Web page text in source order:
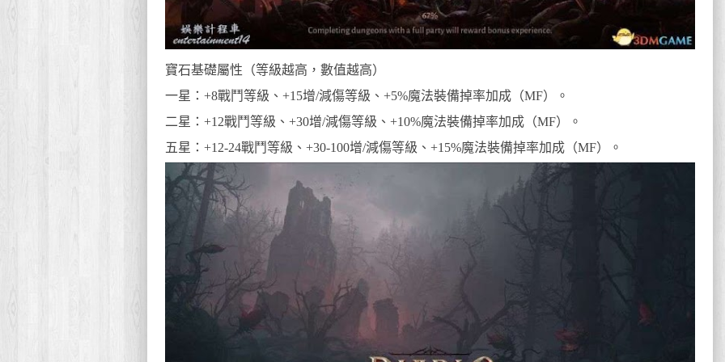
寶石基礎屬性（等級越高，數值越高）
一星：+8戰鬥等級、+15增/減傷等級、+5%魔法裝備掉率加成（MF）。
二星：+12戰鬥等級、+30增/減傷等級、+10%魔法裝備掉率加成（MF）。
五星：+12-24戰鬥等級、+30-100增/減傷等級、+15%魔法裝備掉率加成（MF）。